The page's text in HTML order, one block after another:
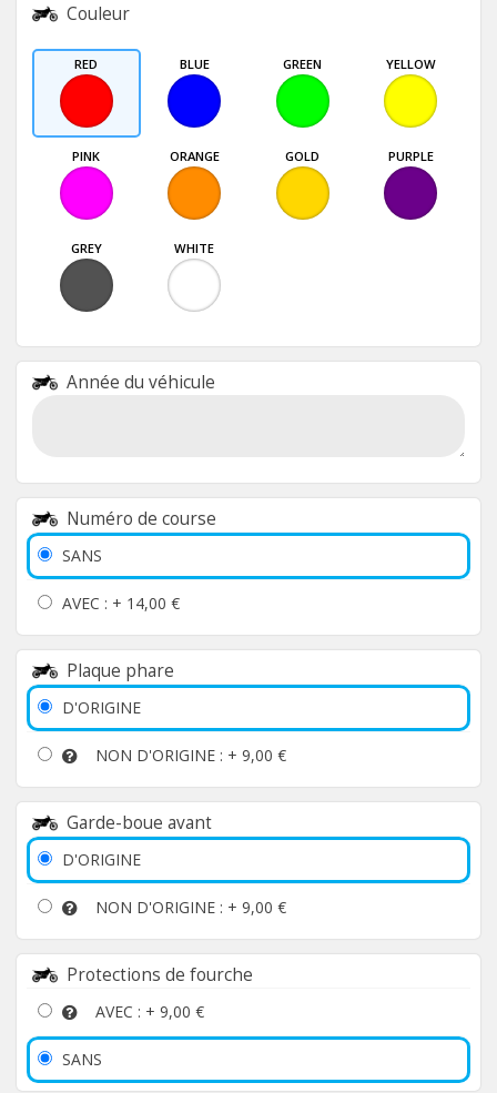
Couleur
RED BLUE GREEN YELLOW
PINK ORANGE GOLD PURPLE
GREY WHITE
Année du véhicule
Numéro de course
SANS
AVEC : + 14,00 €
Plaque phare
D'ORIGINE
NON D'ORIGINE : + 9,00 €
Garde-boue avant
D'ORIGINE
NON D'ORIGINE : + 9,00 €
Protections de fourche
AVEC : + 9,00 €
SANS